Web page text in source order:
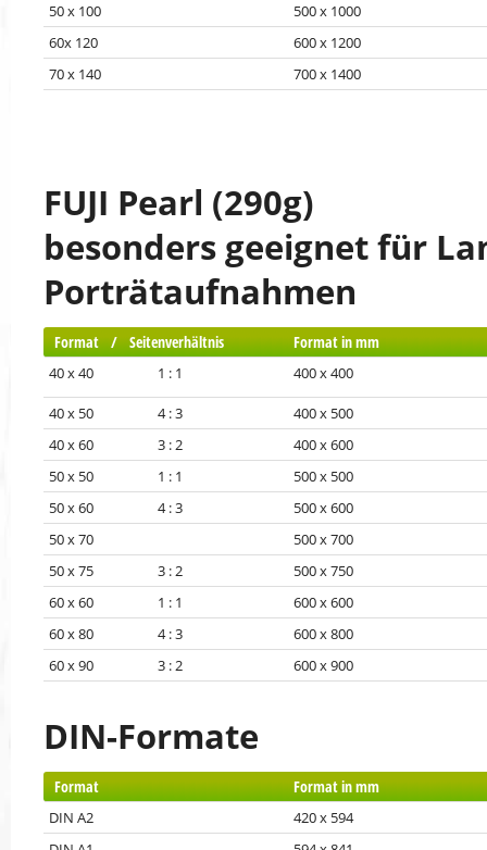
50 x 100
500 x 1000
60x 120
600 x 1200
70 x 140
700 x 1400
FUJI Pearl (290g)
besonders geeignet für
Porträtaufnahmen
Format / Seitenverhältnis Format in mm
40 x 40 1 : 1 400 x 400
40 x 50 4 : 3
400 x 500
40 x 60 3 : 2
400 x 600
50 x 50 1 : 1
500 x 500
50 x 60 4 : 3
500 x 600
50 x 70
500 x 700
50 x 75 3 : 2
500 x 750
60 x 60 1 : 1
600 x 600
60 x 80 4 : 3
600 x 800
60 x 90 3 : 2
600 x 900
DIN-Formate
Format Format in mm
DIN A2
420 x 594